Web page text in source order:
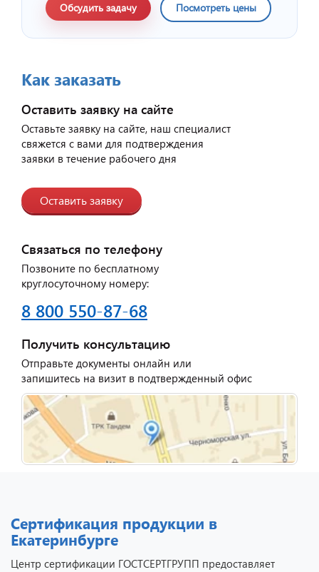
Обсудить задачу Посмотреть цены
Как заказать
Оставить заявку на сайте
Оставьте заявку на сайте, наш специалист
свяжется с вами для подтверждения
заявки в течение рабочего дня
Оставить заявку
Связаться по телефону
Позвоните по бесплатному
круглосуточному номеру:
8 800 550-87-68
Получить консультацию
Отправьте документы онлайн или
запишитесь на визит в подтвержденный офис
Сертификация продукции в
Екатеринбурге
Центр сертификации ГОСТСЕРТГРУПП предоставляет